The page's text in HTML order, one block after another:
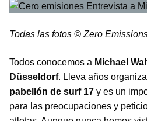
Todas las fotos © Zero
Todos conocemos a Michael
Düsseldorf. Lleva años
pabellón de surf 17 y es un
para las preocupaciones y